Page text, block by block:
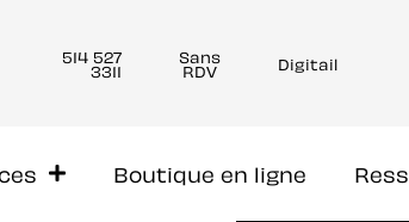
514 527
3311
Sans
RDV Digitail
Boutique en ligne